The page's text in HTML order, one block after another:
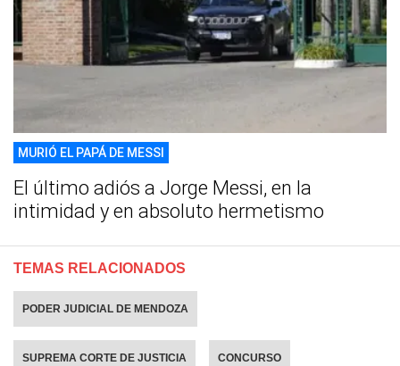
MURIÓ EL PAPÁ DE MESSI
El último adiós a Jorge Messi, en la
intimidad y en absoluto hermetismo
TEMAS RELACIONADOS
PODER JUDICIAL DE MENDOZA
SUPREMA CORTE DE JUSTICIA CONCURSO